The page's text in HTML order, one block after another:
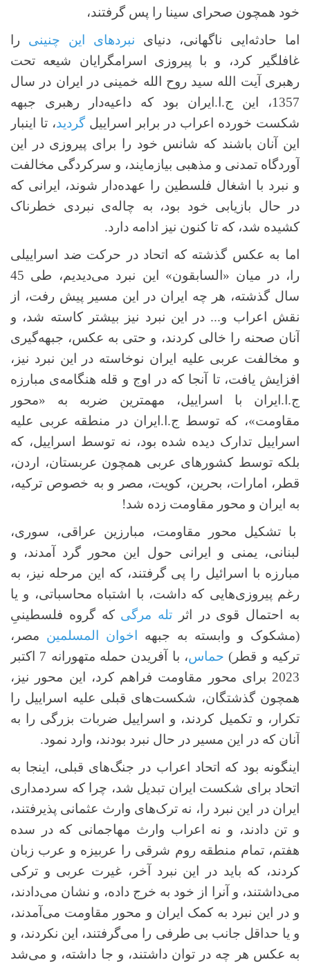
خود همچون صحرای سینا را پس گرفتند،
اما حادثه‌ایی ناگهانی، دنیای نبردهای این چنینی را
غافلگیر کرد، و با پیروزی اسرامگرایان شیعه تحت
رهبری آیت الله سید روح الله خمینی در ایران در سال
1357، این ج.ا.ایران بود که داعیه‌دار رهبری جبهه
شکست خورده اعراب در برابر اسراییل گردید، تا اینبار
این آنان باشند که شانس خود را برای پیروزی در این
آوردگاه تمدنی و مذهبی بیازمایند، و سرکردگی مخالفت
و نبرد با اشغال فلسطین را عهده‌دار شوند، ایرانی که
در حال بازیابی خود بود، به چاله‌ی نبردی خطرناک
کشیده شد، که تا کنون نیز ادامه دارد.
اما به عکس گذشته که اتحاد در حرکت ضد اسراییلی
را، در میان «السابقون» این نبرد می‌دیدیم، طی 45
سال گذشته، هر چه ایران در این مسیر پیش رفت، از
نقش اعراب و... در این نبرد نیز بیشتر کاسته شد، و
آنان صحنه را خالی کردند، و حتی به عکس، جبهه‌گیری
و مخالفت عربی علیه ایران نوخاسته در این نبرد نیز،
افزایش یافت، تا آنجا که در اوج و قله هنگامه‌ی مبارزه
ج.ا.ایران با اسراییل، مهمترین ضربه به «محور
مقاومت»، که توسط ج.ا.ایران در منطقه عربی علیه
اسراییل تدارک دیده شده بود، نه توسط اسراییل، که
بلکه توسط کشورهای عربی همچون عربستان، اردن،
قطر، امارات، بحرین، کویت، مصر و به خصوص ترکیه،
به ایران و محور مقاومت زده شد!
با تشکیل محور مقاومت، مبارزین عراقی، سوری،
لبنانی، یمنی و ایرانی حول این محور گرد آمدند، و
مبارزه با اسرائیل را پی گرفتند، که این مرحله نیز، به
رغم پیروزی‌هایی که داشت، با اشتباه محاسباتی، و یا
به احتمال قوی در اثر تله مرگی که گروه فلسطینیِ
(مشکوک و وابسته به جبهه
اخوان المسلمین مصر،
ترکیه و قطر) حماس
، با آفریدن حمله متهورانه 7 اکتبر
2023 برای محور مقاومت فراهم کرد، این محور نیز،
همچون گذشتگان، شکست‌های قبلی علیه اسراییل را
تکرار، و تکمیل کردند، و اسراییل ضربات بزرگی را به
آنان که در این مسیر در حال نبرد بودند، وارد نمود.
اینگونه بود که اتحاد اعراب در جنگ‌های قبلی، اینجا به
اتحاد برای شکست ایران تبدیل شد، چرا که سردمداری
ایران در این نبرد را، نه ترک‌های وارث عثمانی پذیرفتند،
و تن دادند، و نه اعراب وارث مهاجمانی که در سده
هفتم، تمام منطقه روم شرقی را عربیزه و عرب زبان
کردند، که باید در این نبرد آخر، غیرت عربی و ترکی
می‌داشتند، و آنرا از خود به خرج داده، و نشان می‌دادند،
و در این نبرد به کمک ایران و محور مقاومت می‌آمدند،
و یا حداقل جانب بی طرفی را می‌گرفتند، این نکردند، و
به عکس هر چه در توان داشتند، و جا داشته، و می‌شد